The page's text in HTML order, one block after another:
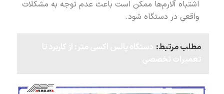
اشتباه آلارم‌ها ممکن است باعث عدم توجه به مشکلات
واقعی در دستگاه شود.
مطلب مرتبط: